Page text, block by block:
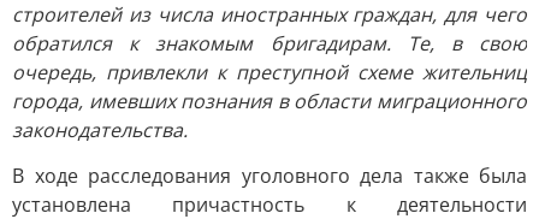
строителей из числа иностранных граждан, для чего
обратился к знакомым бригадирам. Те, в свою
очередь, привлекли к преступной схеме жительниц
города, имевших познания в области миграционного
законодательства.
В ходе расследования уголовного дела также была
установлена причастность к деятельности